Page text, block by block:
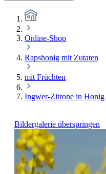
Online-Shop
Rapshonig mit Zutaten
mit Früchten
Ingwer-Zitrone in Honig
Bildergalerie überspringen